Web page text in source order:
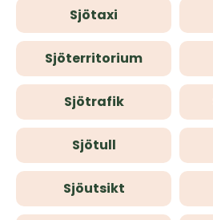
Sjötaxi
Sjöterritorium
Sjötrafik
Sjötull
Sjöutsikt